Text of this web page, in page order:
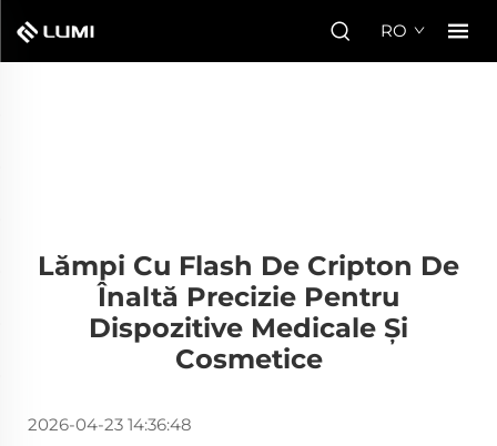
RO
Lămpi Cu Flash De Cripton De
Înaltă Precizie Pentru
Dispozitive Medicale Și
Cosmetice
2026-04-23 14:36:48